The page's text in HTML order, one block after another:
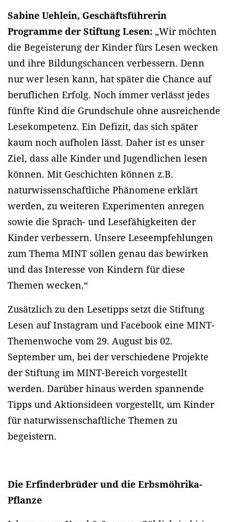
Sabine Uehlein, Geschäftsführerin
Programme der Stiftung Lesen: „Wir möchten
die Begeisterung der Kinder fürs Lesen wecken
und ihre Bildungschancen verbessern. Denn
nur wer lesen kann, hat später die Chance auf
beruflichen Erfolg. Noch immer verlässt jedes
fünfte Kind die Grundschule ohne ausreichende
Lesekompetenz. Ein Defizit, das sich später
kaum noch aufholen lässt. Daher ist es unser
Ziel, dass alle Kinder und Jugendlichen lesen
können. Mit Geschichten können z.B.
naturwissenschaftliche Phänomene erklärt
werden, zu weiteren Experimenten anregen
sowie die Sprach- und Lesefähigkeiten der
Kinder verbessern. Unsere Leseempfehlungen
zum Thema MINT sollen genau das bewirken
und das Interesse von Kindern für diese
Themen wecken.“
Zusätzlich zu den Lesetipps setzt die Stiftung
Lesen auf Instagram und Facebook eine MINT-
Themenwoche vom 29. August bis 02.
September um, bei der verschiedene Projekte
der Stiftung im MINT-Bereich vorgestellt
werden. Darüber hinaus werden spannende
Tipps und Aktionsideen vorgestellt, um Kinder
für naturwissenschaftliche Themen zu
begeistern.
Die Erfinderbrüder und die Erbsmöhrika-
Pflanze